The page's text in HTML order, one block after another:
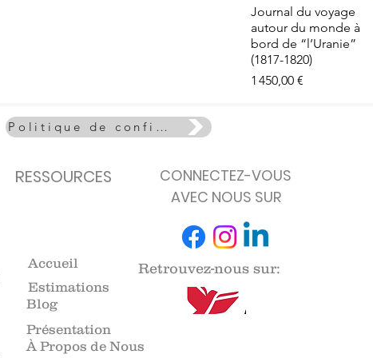
Aperçu rapide
Journal du voyage
autour du monde à
bord de “l’Uranie”
(1817-1820)
Prix
1 450,00 €
Politique de confidentialité
RESSOURCES
CONNECTEZ-VOUS
AVEC NOUS SUR
Accueil
Estimations
Blog
Retrouvez-nous sur:
Présentation
À Propos de Nous